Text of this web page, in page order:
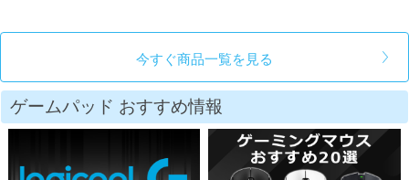
今すぐ商品一覧を見る
ゲームパッド おすすめ情報